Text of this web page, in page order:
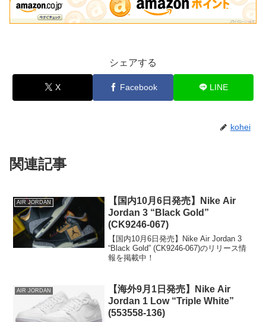
シェアする
X Facebook LINE
kohei
関連記事
AIR JORDAN
【国内10月6日発売】Nike Air
Jordan 3 “Black Gold”
(CK9246-067)
【国内10月6日発売】Nike Air Jordan 3
“Black Gold” (CK9246-067)のリリース情
報を掲載中！
AIR JORDAN
【海外9月1日発売】Nike Air
Jordan 1 Low “Triple White”
(553558-136)